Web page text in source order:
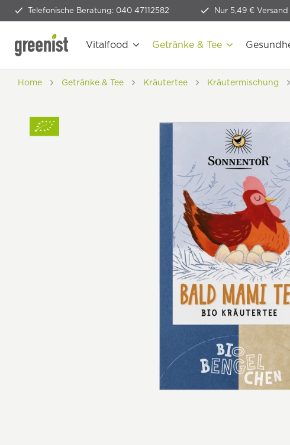
Telefonische Beratung: 040 47112582 Nur 5,49 € Versand
Vitalfood Getränke & Tee
Home Getränke & Tee Kräutertee Kräutermischung